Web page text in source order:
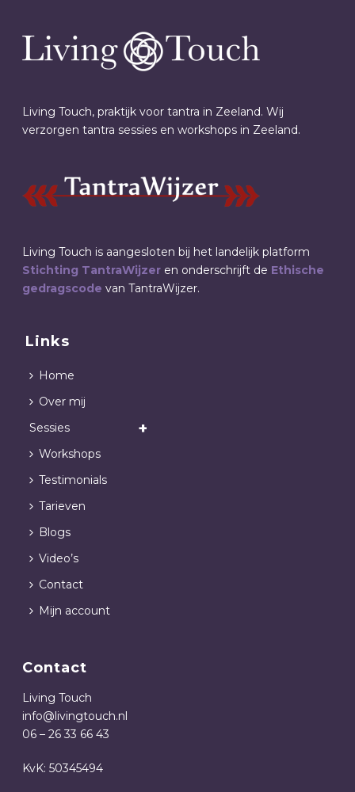
Living Touch, praktijk voor tantra in Zeeland. Wij
verzorgen tantra sessies en workshops in Zeeland.
Living Touch is aangesloten bij het landelijk platform
Stichting TantraWijzer en onderschrijft de Ethische
gedragscode van TantraWijzer.
Links
Home
Over mij
Sessies
Workshops
Testimonials
Tarieven
Blogs
Video’s
Contact
Mijn account
Contact
Living Touch
info@livingtouch.nl
06 – 26 33 66 43
KvK: 50345494